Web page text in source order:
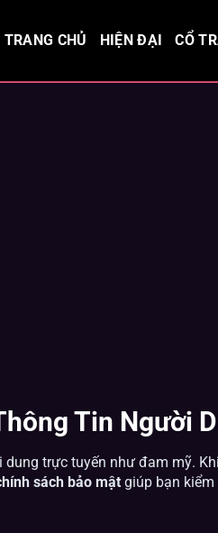
TRANG CHỦ HIỆN ĐẠI CỔ
Tin Người
trực tuyến như đam mỹ.
sách bảo mật giúp bạn